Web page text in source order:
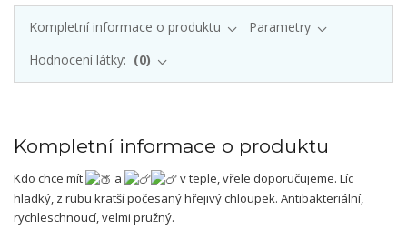
Kompletní informace o produktu
Parametry
Hodnocení látky:
0
Kompletní informace o produktu
Kdo chce mít a
v teple, vřele doporučujeme. Líc
hladký, z rubu kratší počesaný hřejivý chloupek. Antibakteriální,
rychleschnoucí, velmi pružný.